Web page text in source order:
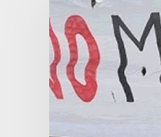
Regione
Lombardia
pratica
l’antimafia
solo
a
parole